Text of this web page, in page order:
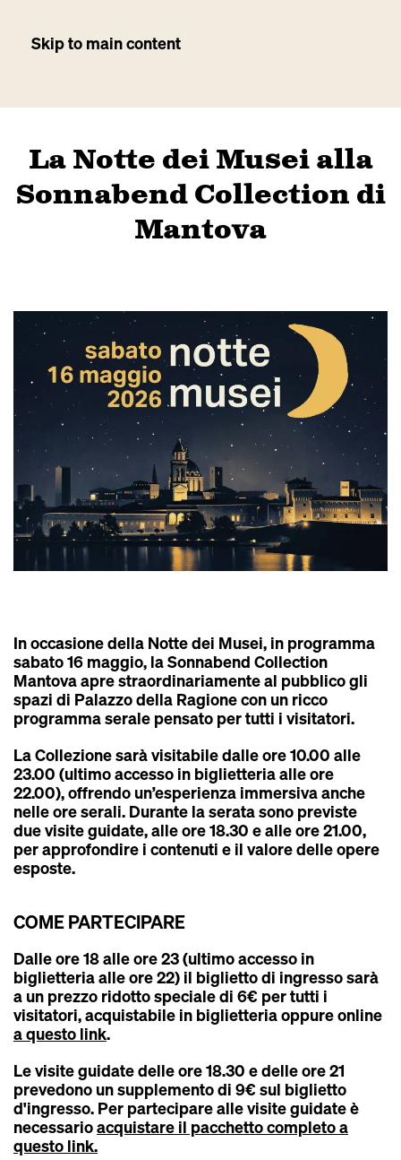
Skip to main content
La Notte dei Musei alla
Sonnabend Collection di
Mantova
In occasione dellaNotte dei Musei, in programma
sabato 16 maggio, la Sonnabend Collection
Mantova apre straordinariamente al pubblico gli
spazi di Palazzo della Ragione con un ricco
programma serale pensato per tutti i visitatori.
La Collezione sarà visitabile dalleore 10.00 alle
23.00(ultimo accesso in biglietteria alle ore
22.00), offrendo un’esperienza immersiva anche
nelle ore serali. Durante la serata sono previste
due visite guidate, alleore 18.30e alleore 21.00,
per approfondire i contenuti e il valore delle opere
esposte.
COME PARTECIPARE
Dalle ore 18 alle ore 23 (ultimo accesso in
biglietteria alle ore 22) il biglietto di ingresso sarà
a un prezzo ridotto speciale di 6€ per tutti i
visitatori, acquistabile in biglietteria oppure online
a questo link.
Le visite guidate delle ore 18.30 e delle ore 21
prevedono un supplemento di 9€ sul biglietto
d'ingresso. Per partecipare alle visite guidate è
necessarioacquistare il pacchetto completo a
questo link.